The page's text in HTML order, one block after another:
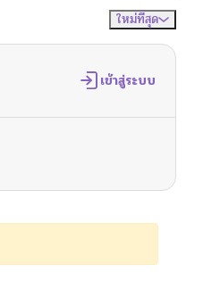
ใหม่ที่สุด
เข้าสู่ระบบ